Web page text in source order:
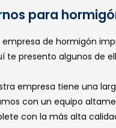
para
de hormigón
te presento algunos de
empresa tiene una
con un equipo
con la más alta